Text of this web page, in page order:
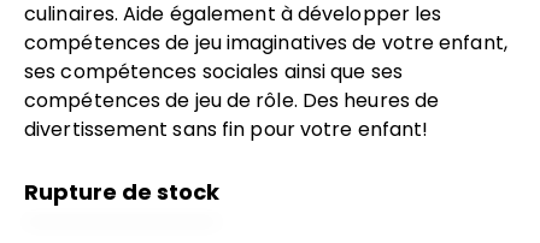
culinaires. Aide également à développer les
compétences de jeu imaginatives de votre enfant,
ses compétences sociales ainsi que ses
compétences de jeu de rôle. Des heures de
divertissement sans fin pour votre enfant!
Rupture de stock